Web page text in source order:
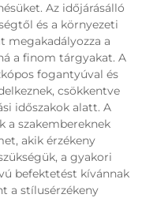
Az időjárásálló
és a környezeti
megakadályozza a
a finom tárgyakat. A
fogantyúval és
csökkentve
időszakok alatt. A
a szakembereknek
akik érzékeny
a gyakori
befektetést kívánnak
a stílusérzékeny